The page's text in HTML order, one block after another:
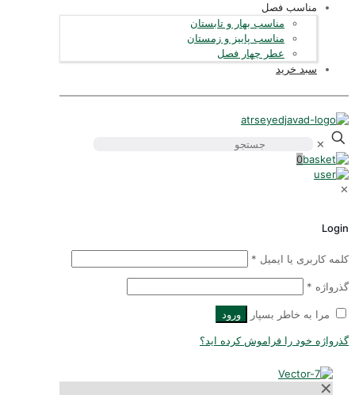
مناسب فصل
مناسب بهار و تابستان
مناسب پاییز و زمستان
عطر چهار فصل
سبد خرید
✕
0
✕
Login
کلمه کاربری یا ایمیل *
گذرواژه *
مرا به خاطر بسپار ورود
گذرواژه خود را فراموش کرده اید؟
✕